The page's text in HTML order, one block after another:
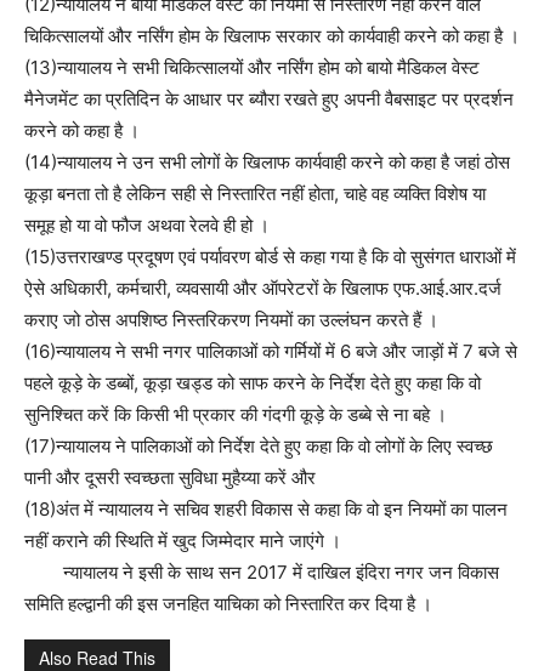
चिकित्सालयों और नर्सिंग होम के खिलाफ सरकार को कार्यवाही करने को कहा है ।
(13)न्यायालय ने सभी चिकित्सालयों और नर्सिंग होम को बायो मैडिकल वेस्ट
मैनेजमेंट का प्रतिदिन के आधार पर ब्यौरा रखते हुए अपनी वैबसाइट पर प्रदर्शन
करने को कहा है ।
(14)न्यायालय ने उन सभी लोगों के खिलाफ कार्यवाही करने को कहा है जहां ठोस
कूड़ा बनता तो है लेकिन सही से निस्तारित नहीं होता, चाहे वह व्यक्ति विशेष या
समूह हो या वो फौज अथवा रेलवे ही हो ।
(15)उत्तराखण्ड प्रदूषण एवं पर्यावरण बोर्ड से कहा गया है कि वो सुसंगत धाराओं में
ऐसे अधिकारी, कर्मचारी, व्यवसायी और ऑपरेटरों के खिलाफ एफ.आई.आर.दर्ज
कराए जो ठोस अपशिष्ठ निस्तरिकरण नियमों का उल्लंघन करते हैं ।
(16)न्यायालय ने सभी नगर पालिकाओं को गर्मियों में 6 बजे और जाड़ों में 7 बजे से
पहले कूड़े के डब्बों, कूड़ा खड्ड को साफ करने के निर्देश देते हुए कहा कि वो
सुनिश्चित करें कि किसी भी प्रकार की गंदगी कूड़े के डब्बे से ना बहे ।
(17)न्यायालय ने पालिकाओं को निर्देश देते हुए कहा कि वो लोगों के लिए स्वच्छ
पानी और दूसरी स्वच्छता सुविधा मुहैय्या करें और
(18)अंत में न्यायालय ने सचिव शहरी विकास से कहा कि वो इन नियमों का पालन
नहीं कराने की स्थिति में खुद जिम्मेदार माने जाएंगे ।
न्यायालय ने इसी के साथ सन 2017 में दाखिल इंदिरा नगर जन विकास
समिति हल्द्वानी की इस जनहित याचिका को निस्तारित कर दिया है ।
Also Read This